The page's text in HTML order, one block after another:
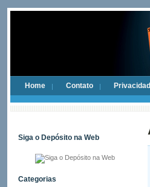
Home Contato
Siga o Depósito na Web
Categorias